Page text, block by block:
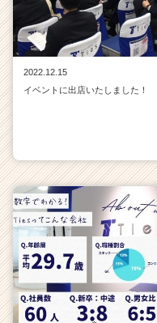
2022.12.15
イベントに出店いたしました！